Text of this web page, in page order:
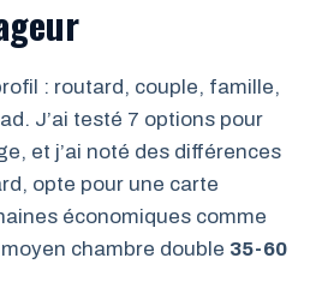
: routard, couple, famille,
J’ai testé 7 options pour
et j’ai noté des différences
opte pour une carte
économiques comme
chambre double 35-60